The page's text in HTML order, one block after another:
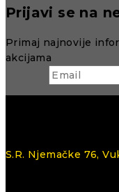
Prijavi se na
Primaj najnovije
akcijama
S.R. Njemačke 76,